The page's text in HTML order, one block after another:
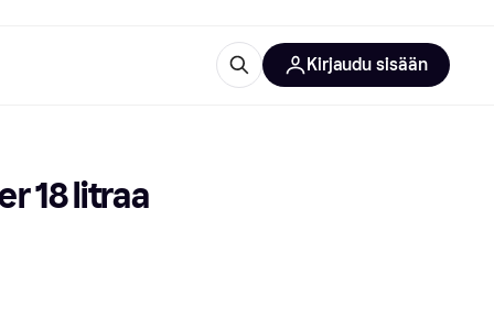
Kirjaudu sisään
18 litraa